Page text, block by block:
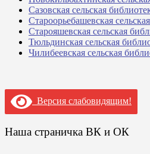
Сазовская сельская
Староорьебашевская
Старояшевская сельская
Тюльдинская сельская
Чилибеевская сельская
Версия слабовидящим!
Наша страничка ВК и ОК